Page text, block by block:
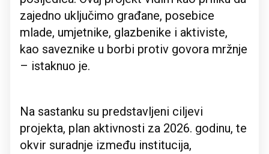
zajedno uključimo građane, posebice
mlade, umjetnike, glazbenike i aktiviste,
kao saveznike u borbi protiv govora mržnje
– istaknuo je.
Na sastanku su predstavljeni ciljevi
projekta, plan aktivnosti za 2026. godinu, te
okvir suradnje između institucija,